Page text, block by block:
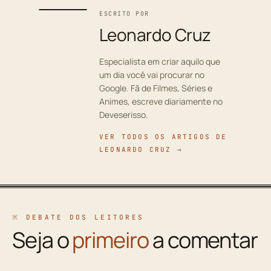
ESCRITO POR
Leonardo Cruz
Especialista em criar aquilo que
um dia você vai procurar no
Google. Fã de Filmes, Séries e
Animes, escreve diariamente no
Deveserisso.
VER TODOS OS ARTIGOS DE
LEONARDO CRUZ →
※ DEBATE DOS LEITORES
Seja oprimeiroa comentar